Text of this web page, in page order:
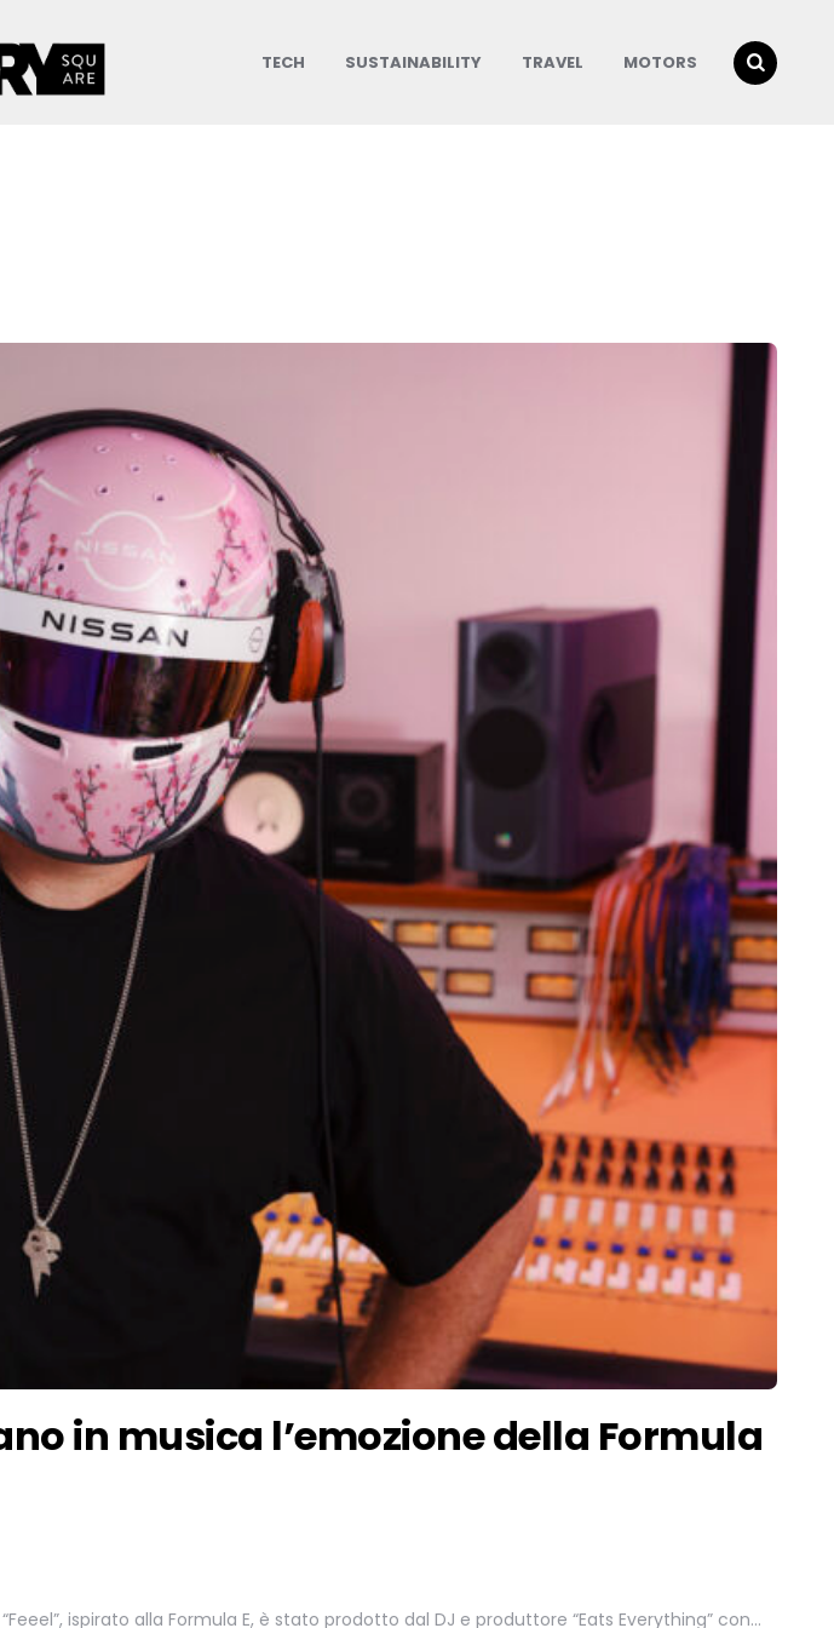
TECH SUSTAINABILITY TRAVEL MOTORS
in musica l’emozione della Formula
ispirato alla Formula E, è stato prodotto dal DJ e produttore “Eats Everything” con…